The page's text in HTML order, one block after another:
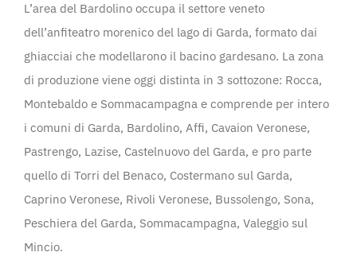
L’area del Bardolino occupa il settore veneto
dell’anfiteatro morenico del lago di Garda, formato dai
ghiacciai che modellarono il bacino gardesano. La zona
di produzione viene oggi distinta in 3 sottozone: Rocca,
Montebaldo e Sommacampagna e comprende per intero
i comuni di Garda, Bardolino, Affi, Cavaion Veronese,
Pastrengo, Lazise, Castelnuovo del Garda, e pro parte
quello di Torri del Benaco, Costermano sul Garda,
Caprino Veronese, Rivoli Veronese, Bussolengo, Sona,
Peschiera del Garda, Sommacampagna, Valeggio sul
Mincio.